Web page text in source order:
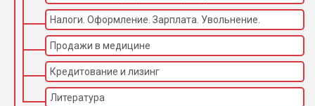
Налоги. Оформление. Зарплата. Увольнение.
Продажи в медицине
Кредитование и лизинг
Литература